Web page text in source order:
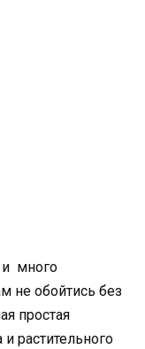
много
не обойтись без
простая
растительного